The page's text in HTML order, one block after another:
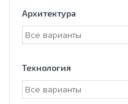
Архитектура
Технология